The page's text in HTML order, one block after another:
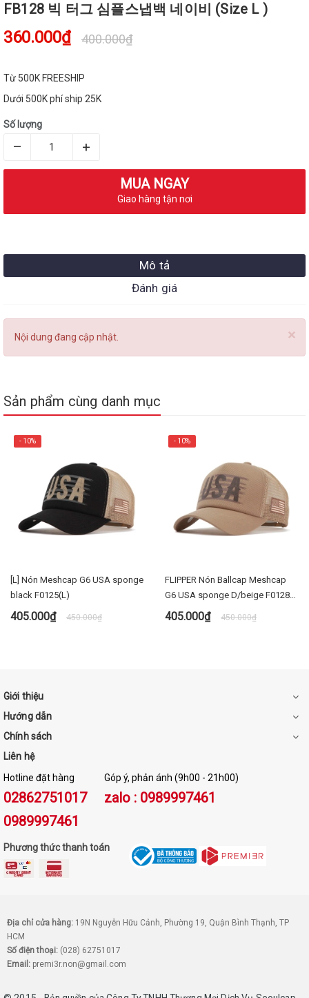
FB128 빅 터그 심플스냅백 네이비 (Size L )
360.000₫ 400.000₫
Từ 500K FREESHIP
Dưới 500K phí ship 25K
Số lượng
– +
MUA NGAY
Giao hàng tận nơi
Mô tả
Đánh giá
×
Nội dung đang cập nhật.
Sản phẩm cùng danh mục
- 10%
[L] Nón Meshcap G6 USA sponge
black F0125(L)
405.000₫ 450.000₫
- 10%
FLIPPER Nón Ballcap Meshcap
G6 USA sponge D/beige F0128
(L)
405.000₫ 450.000₫
Giới thiệu
Hướng dẫn
Chính sách
Liên hệ
Hotline đặt hàng
02862751017
0989997461
Góp ý, phản ánh (9h00 - 21h00)
zalo : 0989997461
Phương thức thanh toán
Địa chỉ cửa hàng: 19N Nguyễn Hữu Cảnh, Phường 19, Quận Bình Thạnh, TP
HCM
Số điện thoại: (028) 62751017
Email: premi3r.non@gmail.com